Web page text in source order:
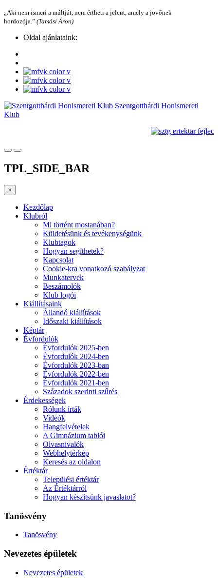
„Aki nem ismeri a múltját, nem értheti a jelent, amely a jövőnek
hordozója.” (Tamási Áron)
Oldal ajánlataink:
Szentgotthárdi Honismereti
Klub
TPL_SIDE_BAR
×
Kezdőlap
Klubról
Mi történt mostanában?
Küldetésünk és tevékenységünk
Klubtagok
Hogyan segíthetek?
Kapcsolat
Cookie-kra vonatkozó szabályzat
Munkatervek
Beszámolók
Klub logói
Kiállításaink
Állandó kiállítások
Időszaki kiállítások
Képtár
Évfordulók
Évfordulók 2025-ben
Évfordulók 2024-ben
Évfordulók 2023-ban
Évfordulók 2022-ben
Évfordulók 2021-ben
Századok szerinti szűrés
Érdekességek
Rólunk írták
Videók
Hangfelvételek
A Gimnázium tablói
Olvasnivalók
Webhelytérkép
Keresés az oldalon
Értéktár
Települési értéktár
Az Értéktárról
Hogyan készítsünk javaslatot?
Tanösvény
Tanösvény
Nevezetes épületek
Nevezetes épületek